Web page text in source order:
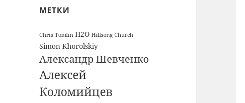
МЕТКИ
Chris Tomlin H2O Hillsong Church
Simon Khorolskiy
Александр Шевченко
Алексей
Коломийцев